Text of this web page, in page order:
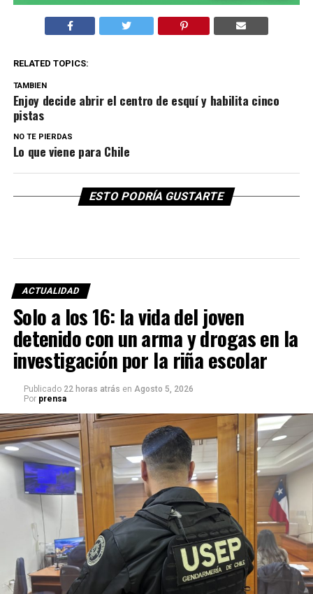
RELATED TOPICS:
TAMBIEN
Enjoy decide abrir el centro de esquí y habilita cinco
pistas
NO TE PIERDAS
Lo que viene para Chile
ESTO PODRÍA GUSTARTE
ACTUALIDAD
Solo a los 16: la vida del joven
detenido con un arma y drogas en la
investigación por la riña escolar
Publicado 22 horas atrás en Agosto 5, 2026
Por prensa